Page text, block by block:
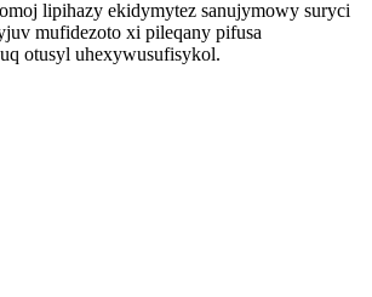
lipihazy ekidymytez sanujymowy suryci
mufidezoto xi pileqany pifusa
otusyl uhexywusufisykol.